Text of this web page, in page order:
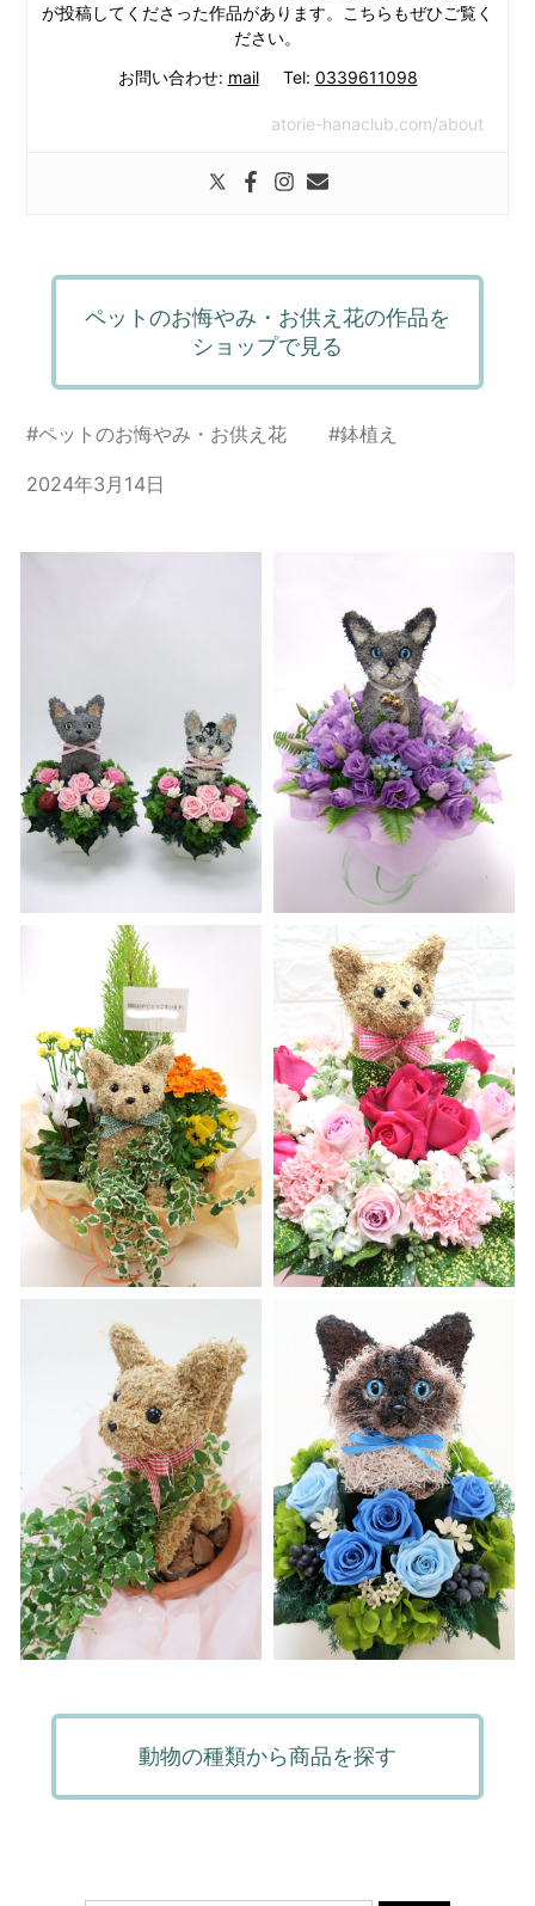
が投稿してくださった作品があります。こちらもぜひご覧く
ださい。
お問い合わせ: mailTel: 0339611098
atorie-hanaclub.com/about
ペットのお悔やみ・お供え花の作品を
ショップで見る
#ペットのお悔やみ・お供え花 #鉢植え
2024年3月14日
動物の種類から商品を探す